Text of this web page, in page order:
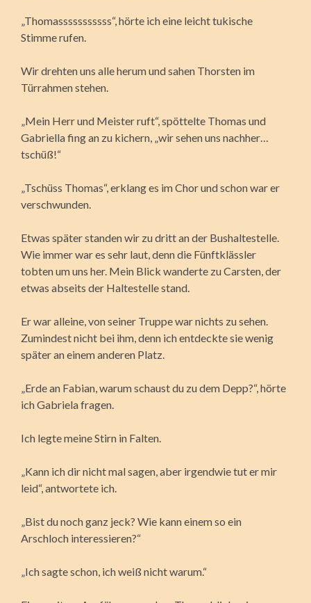
„Thomasssssssssss“, hörte ich eine leicht tukische
Stimme rufen.
Wir drehten uns alle herum und sahen Thorsten im
Türrahmen stehen.
„Mein Herr und Meister ruft“, spöttelte Thomas und
Gabriella fing an zu kichern, „wir sehen uns nachher…
tschüß!“
„Tschüss Thomas“, erklang es im Chor und schon war er
verschwunden.
Etwas später standen wir zu dritt an der Bushaltestelle.
Wie immer war es sehr laut, denn die Fünftklässler
tobten um uns her. Mein Blick wanderte zu Carsten, der
etwas abseits der Haltestelle stand.
Er war alleine, von seiner Truppe war nichts zu sehen.
Zumindest nicht bei ihm, denn ich entdeckte sie wenig
später an einem anderen Platz.
„Erde an Fabian, warum schaust du zu dem Depp?“, hörte
ich Gabriela fragen.
Ich legte meine Stirn in Falten.
„Kann ich dir nicht mal sagen, aber irgendwie tut er mir
leid“, antwortete ich.
„Bist du noch ganz jeck? Wie kann einem so ein
Arschloch interessieren?“
„Ich sagte schon, ich weiß nicht warum.“